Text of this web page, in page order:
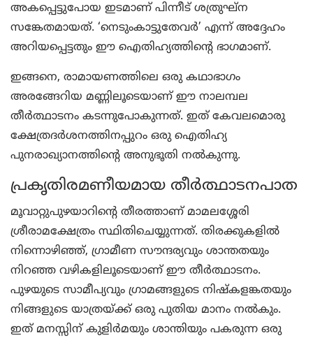
അകപ്പെട്ടുപോയ ഇടമാണ് പിന്നീട് ശത്രുഘ്‌ന
സങ്കേതമായത്. ‘നെടുംകാട്ടുതേവര്‍’ എന്ന് അദ്ദേഹം
അറിയപ്പെട്ടതും ഈ ഐതിഹ്യത്തിന്റെ ഭാഗമാണ്.
ഇങ്ങനെ, രാമായണത്തിലെ ഒരു കഥാഭാഗം
അരങ്ങേറിയ മണ്ണിലൂടെയാണ് ഈ നാലമ്പല
തീര്‍ത്ഥാടനം കടന്നുപോകുന്നത്. ഇത് കേവലമൊരു
ക്ഷേത്രദര്‍ശനത്തിനപ്പുറം ഒരു ഐതിഹ്യ
പുനരാഖ്യാനത്തിന്റെ അനുഭൂതി നല്‍കുന്നു.
പ്രകൃതിരമണീയമായ തീര്‍ത്ഥാടനപാത
മൂവാറ്റുപുഴയാറിന്റെ തീരത്താണ് മാമലശ്ശേരി
ശ്രീരാമക്ഷേത്രം സ്ഥിതിചെയ്യുന്നത്. തിരക്കുകളില്‍
നിന്നൊഴിഞ്ഞ്, ഗ്രാമീണ സൗന്ദര്യവും ശാന്തതയും
നിറഞ്ഞ വഴികളിലൂടെയാണ് ഈ തീര്‍ത്ഥാടനം.
പുഴയുടെ സാമീപ്യവും ഗ്രാമങ്ങളുടെ നിഷ്‌കളങ്കതയും
നിങ്ങളുടെ യാത്രയ്ക്ക് ഒരു പുതിയ മാനം നല്‍കും.
ഇത് മനസ്സിന് കുളിര്‍മയും ശാന്തിയും പകരുന്ന ഒരു